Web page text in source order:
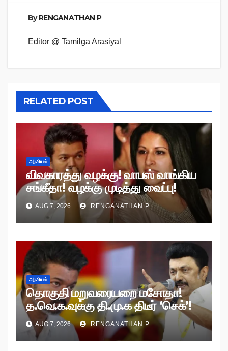
ByRENGANATHAN P
Editor @ Tamilga Arasiyal
RELATED POST
அரசியல்
விவகாரத்து வழக்கு! வாபஸ் வாங்கிய
சங்கீதா! வழக்கு முடித்து வைப்பு!
AUG 7, 2026 RENGANATHAN P
அரசியல்
தொகுதி மறுவரையறை மசோதா!
த.வெ.க.வுக்கு தி.மு.க திடீர் ‘செக்’!
AUG 7, 2026 RENGANATHAN P